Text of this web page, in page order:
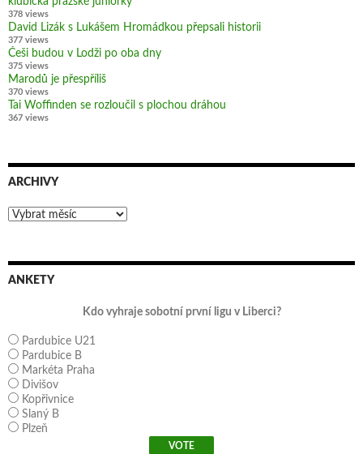
378 views
David Lizák s Lukášem Hromádkou přepsali historii
377 views
Češi budou v Lodži po oba dny
375 views
Marodů je přespříliš
370 views
Tai Woffinden se rozloučil s plochou dráhou
367 views
ARCHIVY
Archivy
ANKETY
Kdo vyhraje sobotní první ligu v Liberci?
Pardubice U21
Pardubice B
Markéta Praha
Divišov
Kopřivnice
Slaný B
Plzeň